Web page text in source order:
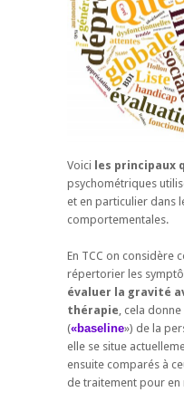
Voici les principaux
psychométriques
et en particulier dans
comportementales.
En TCC on considère
répertorier les
évaluer la gravité
thérapie, cela
(«baseline») de la
elle se situe
ensuite comparés à
de traitement pour en